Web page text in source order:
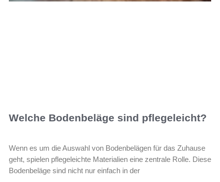
Welche Bodenbeläge sind pflegeleicht?
Wenn es um die Auswahl von Bodenbelägen für das Zuhause
geht, spielen pflegeleichte Materialien eine zentrale Rolle. Diese
Bodenbeläge sind nicht nur einfach in der